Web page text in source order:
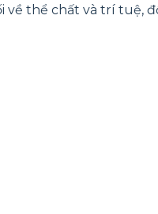
về thể chất và trí tuệ,